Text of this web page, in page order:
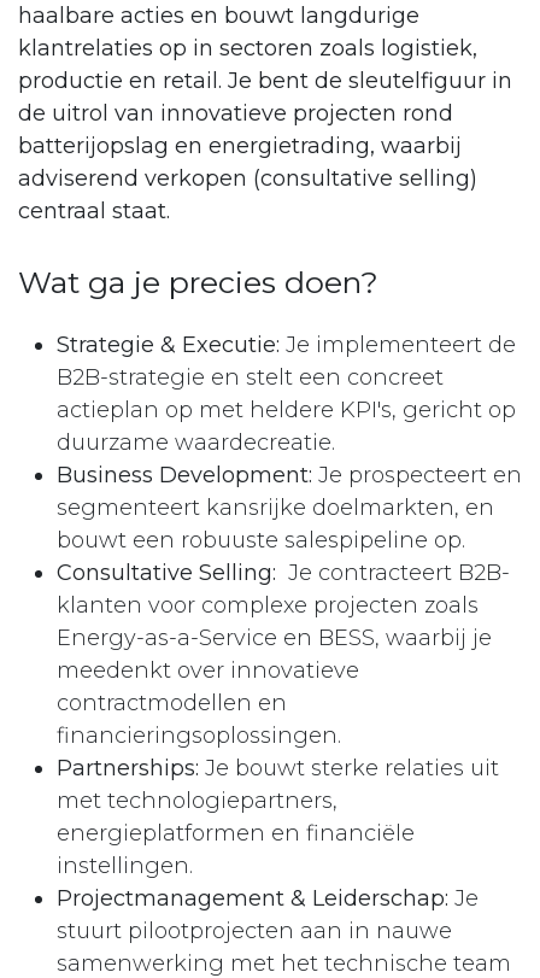
haalbare acties en bouwt langdurige
klantrelaties op in sectoren zoals logistiek,
productie en retail. Je bent de sleutelfiguur in
de uitrol van innovatieve projecten rond
batterijopslag en energietrading, waarbij
adviserend verkopen (consultative selling)
centraal staat.
Wat ga je precies doen?
Strategie & Executie: Je implementeert de
B2B-strategie en stelt een concreet
actieplan op met heldere KPI's, gericht op
duurzame waardecreatie.
Business Development: Je prospecteert en
segmenteert kansrijke doelmarkten, en
bouwt een robuuste salespipeline op.
Consultative Selling: Je contracteert B2B-
klanten voor complexe projecten zoals
Energy-as-a-Service en BESS, waarbij je
meedenkt over innovatieve
contractmodellen en
financieringsoplossingen.
Partnerships: Je bouwt sterke relaties uit
met technologiepartners,
energieplatformen en financiële
instellingen.
Projectmanagement & Leiderschap: Je
stuurt pilootprojecten aan in nauwe
samenwerking met het technische team